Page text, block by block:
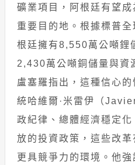
礦業項目，阿根廷有望
重要目的地。根據標普
根廷擁有8,550萬公噸鋰
2,430萬公噸銅儲量與資
盧塞羅指出，這種信心
統哈維爾·米雷伊（
政紀律、總體經濟穩定
放的投資政策，這些改
更具競爭力的環境。他